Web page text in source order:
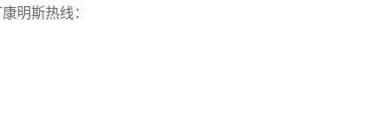
明斯热线：